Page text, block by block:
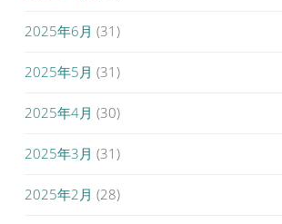
2025年6月 (31)
2025年5月 (31)
2025年4月 (30)
2025年3月 (31)
2025年2月 (28)